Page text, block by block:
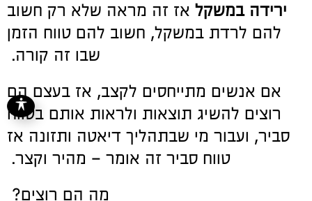
ירידה במשקל אז זה מראה שלא רק חשוב
להם לרדת במשקל, חשוב להם טווח הזמן
שבו זה קורה.
אם אנשים מתייחסים לקצב, אז בעצם הם
רוצים להשיג תוצאות ולראות אותם בטווח
סביר, ועבור מי שבתהליך דיאטה ותזונה אז
טווח סביר זה אומר – מהיר וקצר.
מה הם רוצים?